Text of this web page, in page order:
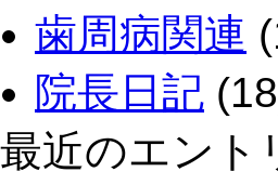
歯周病関連
院長日記
最近のエント